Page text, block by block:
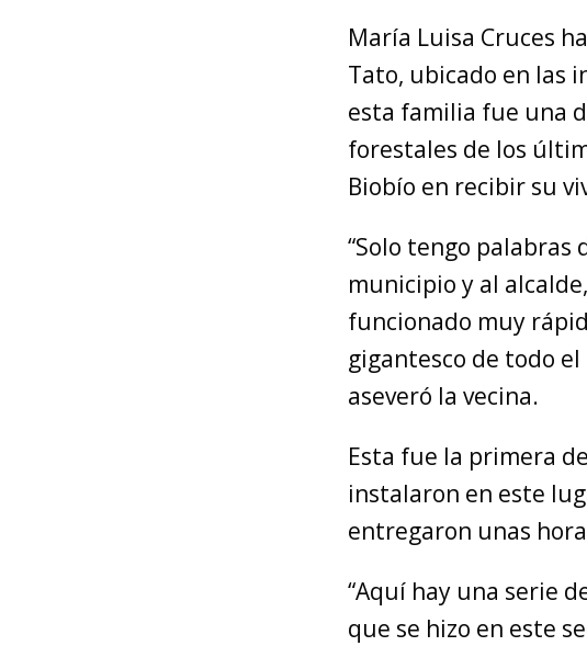
María Luisa Cruces
Tato, ubicado en las
esta familia fue una
forestales de los
Biobío en recibir su
“Solo tengo palabras
municipio y al
funcionado muy
gigantesco de todo
aseveró la vecina.
Esta fue la primera
instalaron en este
entregaron unas
“Aquí hay una serie
que se hizo en este